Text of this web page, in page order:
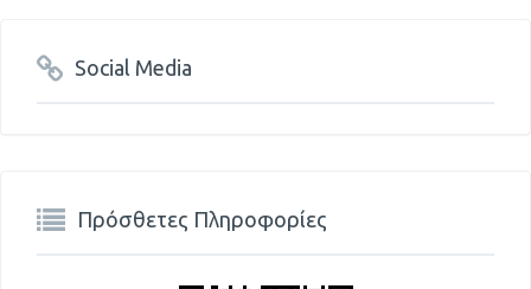
Social Media
Πρόσθετες Πληροφορίες